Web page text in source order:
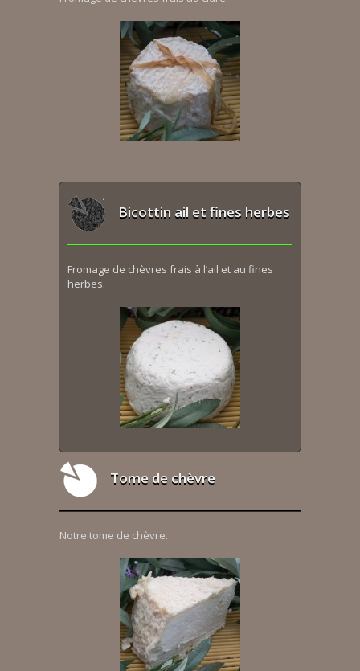
Bicottin ail et fines herbes
Fromage de chèvres frais à l’ail et au fines
herbes.
Tome de chèvre
Notre tome de chèvre.